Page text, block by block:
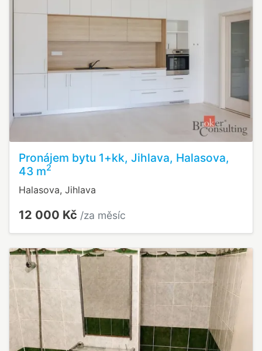
Pronájem bytu 1+kk, Jihlava, Halasova,
43 m2
Halasova, Jihlava
12 000 Kč /za měsíc